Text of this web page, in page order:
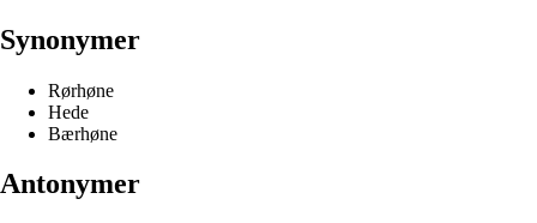
Synonymer
Rørhøne
Hede
Bærhøne
Antonymer